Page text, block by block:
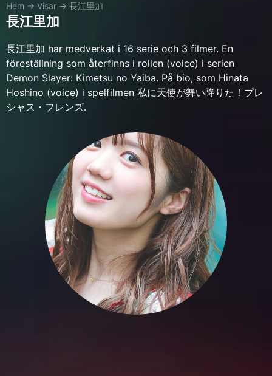
Hem → Visar → 長江里加
長江里加
長江里加 har medverkat i 16 serie och 3 filmer. En
föreställning som återfinns i rollen (voice) i serien
Demon Slayer: Kimetsu no Yaiba. På bio, som Hinata
Hoshino (voice) i spelfilmen 私に天使が舞い降りた！プレ
シャス・フレンズ.